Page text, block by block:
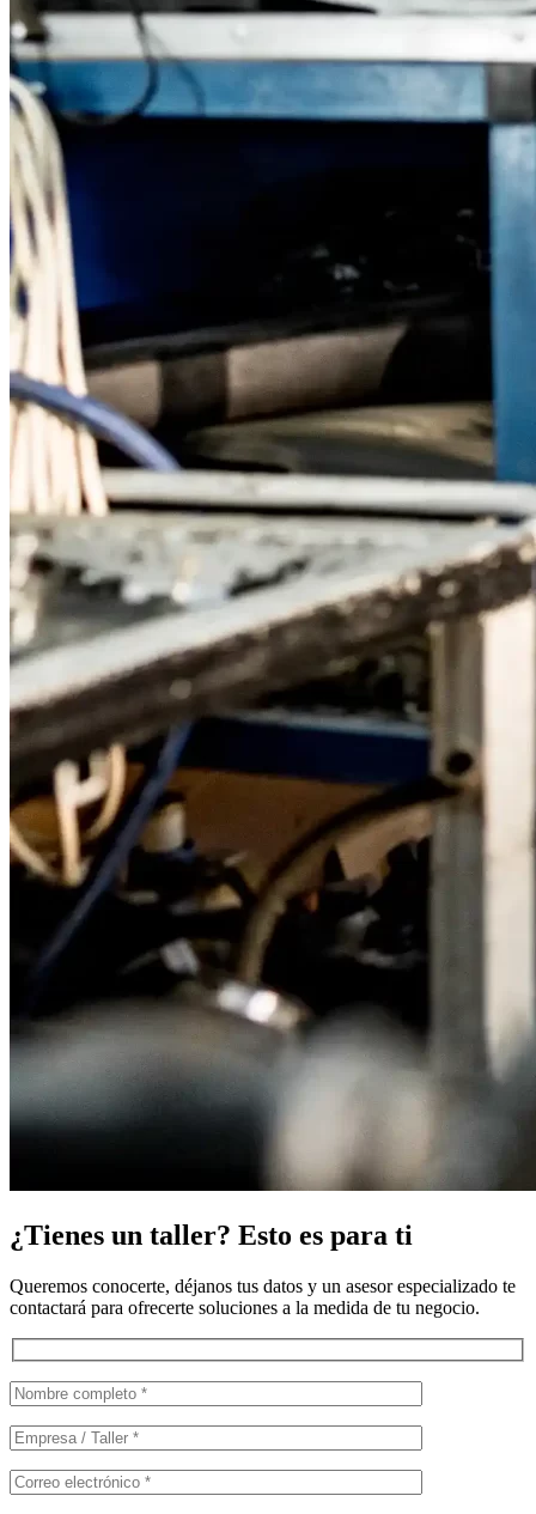
¿Tienes un taller? Esto es para ti
Queremos conocerte, déjanos tus datos y un asesor especializado te
contactará para ofrecerte soluciones a la medida de tu negocio.